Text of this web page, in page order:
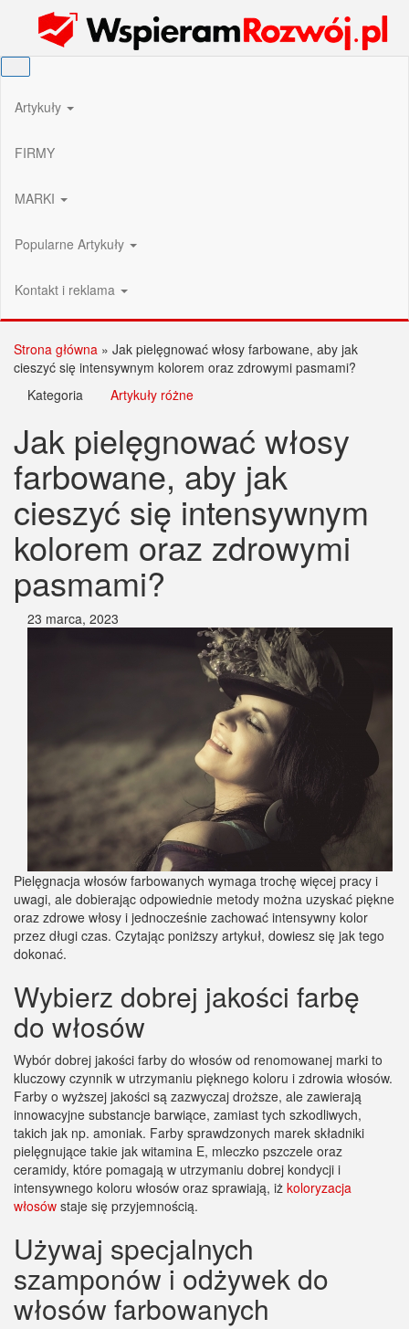
Wspieram Rozwój PL
Artykuły
FIRMY
MARKI
Popularne Artykuły
Kontakt i reklama
Strona główna » Jak pielęgnować włosy farbowane, aby jak
cieszyć się intensywnym kolorem oraz zdrowymi pasmami?
Kategoria
Artykuły różne
Jak pielęgnować włosy
farbowane, aby jak
cieszyć się intensywnym
kolorem oraz zdrowymi
pasmami?
23 marca, 2023
Pielęgnacja włosów farbowanych wymaga trochę więcej pracy i
uwagi, ale dobierając odpowiednie metody można uzyskać piękne
oraz zdrowe włosy i jednocześnie zachować intensywny kolor
przez długi czas. Czytając poniższy artykuł, dowiesz się jak tego
dokonać.
Wybierz dobrej jakości farbę
do włosów
Wybór dobrej jakości farby do włosów od renomowanej marki to
kluczowy czynnik w utrzymaniu pięknego koloru i zdrowia włosów.
Farby o wyższej jakości są zazwyczaj droższe, ale zawierają
innowacyjne substancje barwiące, zamiast tych szkodliwych,
takich jak np. amoniak. Farby sprawdzonych marek składniki
pielęgnujące takie jak witamina E, mleczko pszczele oraz
ceramidy, które pomagają w utrzymaniu dobrej kondycji i
intensywnego koloru włosów oraz sprawiają, iż koloryzacja
włosów staje się przyjemnością.
Używaj specjalnych
szamponów i odżywek do
włosów farbowanych